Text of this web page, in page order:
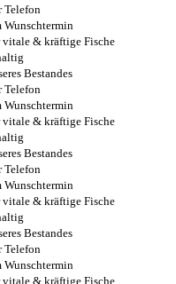
Telefon
Wunschtermin
vitale & kräftige Fische
Bestandes
Telefon
Wunschtermin
vitale & kräftige Fische
Bestandes
Telefon
Wunschtermin
vitale & kräftige Fische
Bestandes
Telefon
Wunschtermin
vitale & kräftige Fische